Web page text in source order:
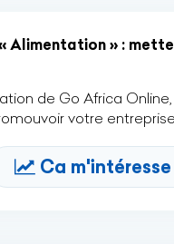
Alimentation » :
de Go Africa
votre entreprise
Ca m'intéresse